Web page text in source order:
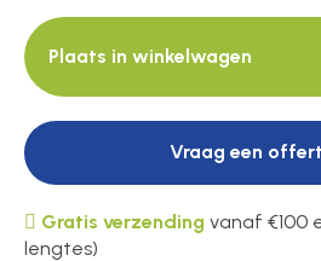
Plaats in winkelwagen
Vraag een
Gratis verzending vanaf €100
lengtes)